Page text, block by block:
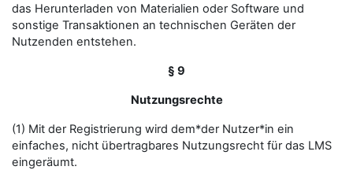
das Herunterladen von Materialien oder Software und
sonstige Transaktionen an technischen Geräten der
Nutzenden entstehen.
§ 9
Nutzungsrechte
(1) Mit der Registrierung wird dem*der Nutzer*in ein
einfaches, nicht übertragbares Nutzungsrecht für das LMS
eingeräumt.